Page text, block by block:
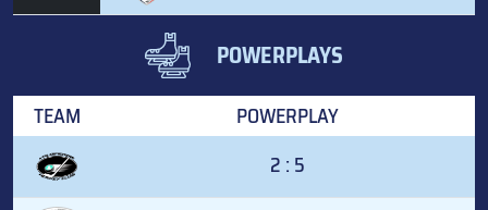
POWERPLAYS
TEAM
POWERPLAY
2 : 5